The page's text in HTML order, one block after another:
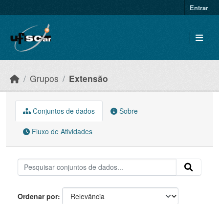
Entrar
Grupos Extensão
Conjuntos de dados Sobre
Fluxo de Atividades
Ordenar por